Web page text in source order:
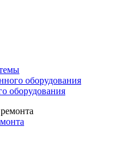
оборудования
оборудования